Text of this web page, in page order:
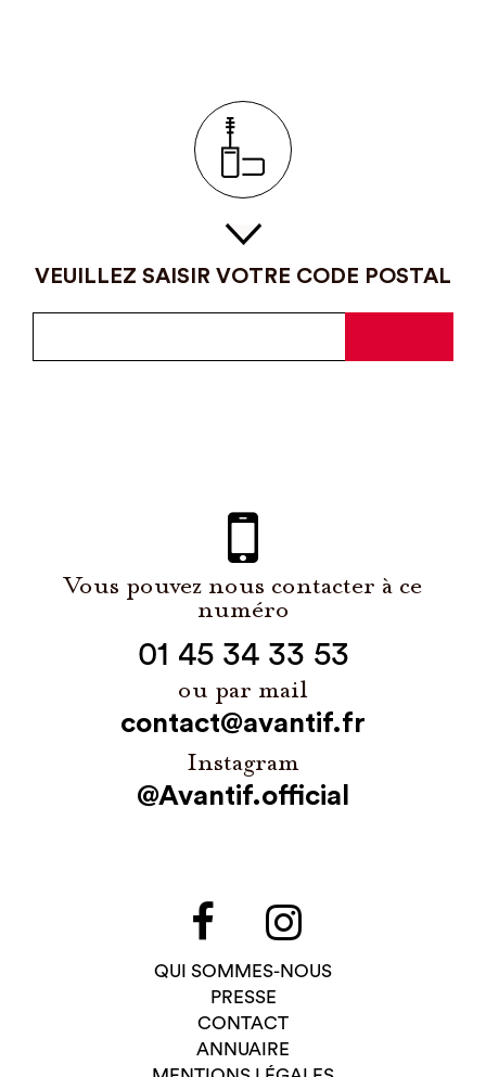
VEUILLEZ SAISIR VOTRE CODE POSTAL
Vous pouvez nous contacter à ce
numéro
01 45 34 33 53
ou par mail
contact@avantif.fr
Instagram
@Avantif.official
QUI SOMMES-NOUS
PRESSE
CONTACT
ANNUAIRE